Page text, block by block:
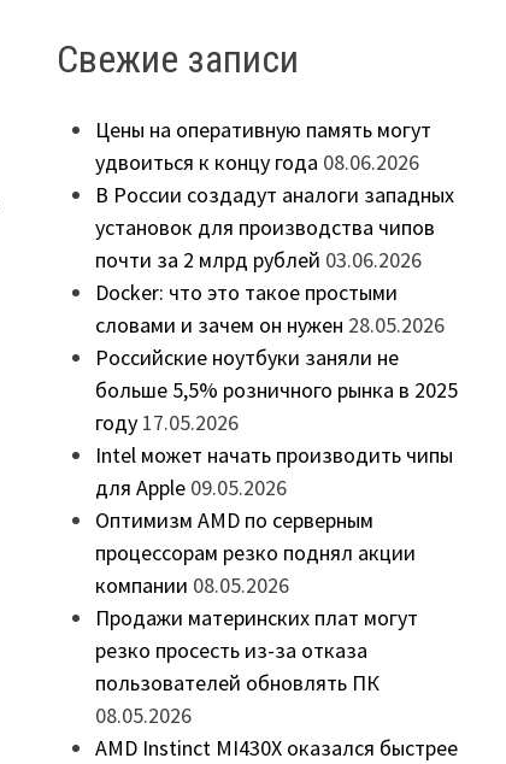
Свежие записи
Цены на оперативную память могут
удвоиться к концу года 08.06.2026
В России создадут аналоги западных
установок для производства чипов
почти за 2 млрд рублей 03.06.2026
Docker: что это такое простыми
словами и зачем он нужен 28.05.2026
Российские ноутбуки заняли не
больше 5,5% розничного рынка в 2025
году 17.05.2026
Intel может начать производить чипы
для Apple 09.05.2026
Оптимизм AMD по серверным
процессорам резко поднял акции
компании 08.05.2026
Продажи материнских плат могут
резко просесть из-за отказа
пользователей обновлять ПК
08.05.2026
AMD Instinct MI430X оказался быстрее